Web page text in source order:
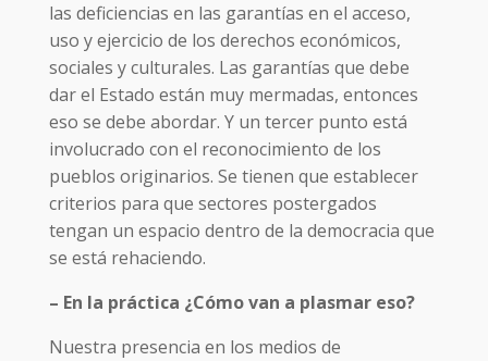
las deficiencias en las garantías en el acceso,
uso y ejercicio de los derechos económicos,
sociales y culturales. Las garantías que debe
dar el Estado están muy mermadas, entonces
eso se debe abordar. Y un tercer punto está
involucrado con el reconocimiento de los
pueblos originarios. Se tienen que establecer
criterios para que sectores postergados
tengan un espacio dentro de la democracia que
se está rehaciendo.
– En la práctica ¿Cómo van a plasmar eso?
Nuestra presencia en los medios de